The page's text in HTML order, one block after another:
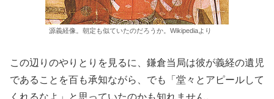
源義経像。朝定も似ていたのだろうか。Wikipediaより
この辺りのやりとりを見るに、鎌倉当局は彼が義経の遺児
であることを百も承知ながら、でも「堂々とアピールして
くれるなよ」と思っていたのかも知れません。